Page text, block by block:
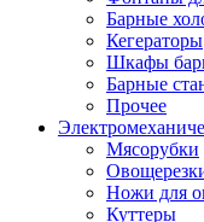
Барные
Кегераторы
Шкафы
Барные
Прочее
Мясорубки
Ножи для
Куттеры